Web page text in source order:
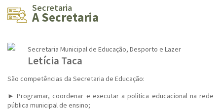
Secretaria
A Secretaria
Secretaria Municipal de Educação, Desporto e Lazer
Letícia Taca
São competências da Secretaria de Educação:
► Programar, coordenar e executar a política educacional na rede
pública municipal de ensino;